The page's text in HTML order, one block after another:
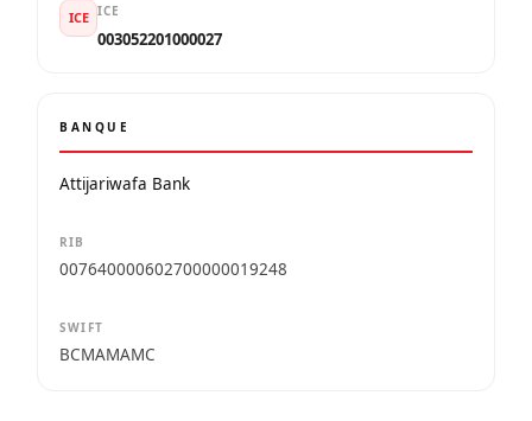
ICE ICE
003052201000027
BANQUE
Attijariwafa Bank
RIB
007640000602700000019248
SWIFT
BCMAMAMC